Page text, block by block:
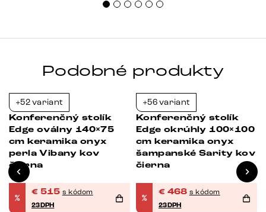
Podobné produkty
Novinka
+52 variant
Konferenčný stolík
Edge oválny 140×75
cm keramika onyx
perla Vibany kov
čierna
%
€ 515 s kódom
23DPH
+56 variant
Konferenčný stolík
Edge okrúhly 100×100
cm keramika onyx
šampanské Sarity kov
čierna
%
€ 468 s kódom
23DPH